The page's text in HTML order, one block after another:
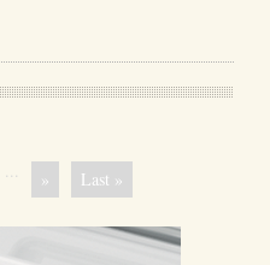
... » Last »